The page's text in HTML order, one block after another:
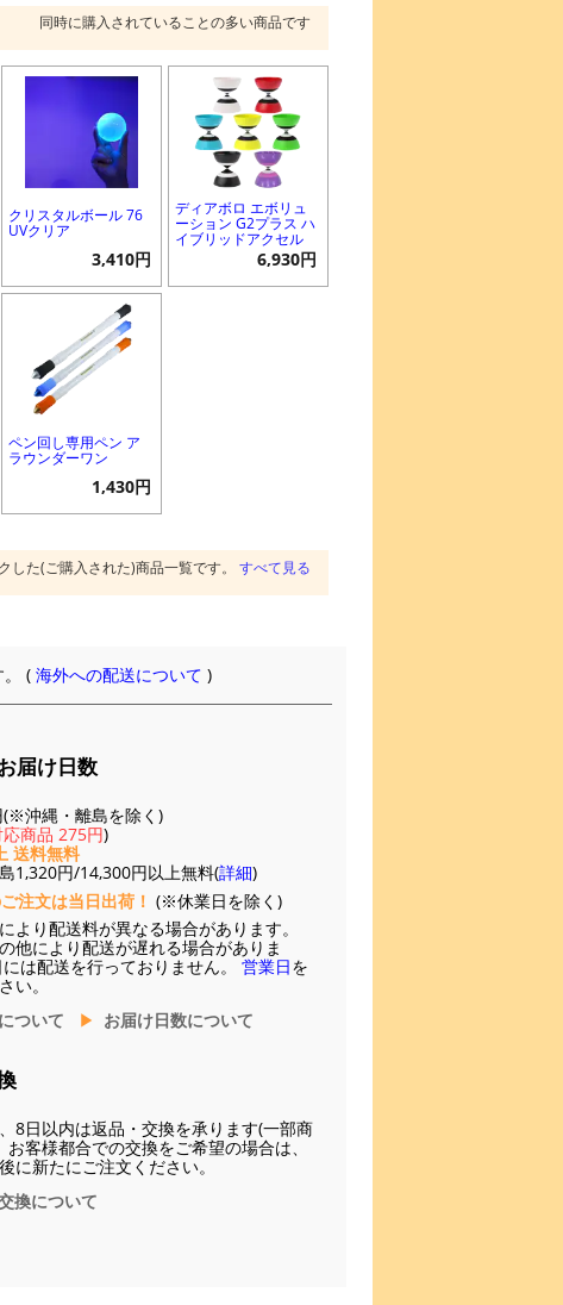
同時に購入されていることの多い商品です
クリスタルボール 76
UVクリア
3,410円
ディアボロ エボリュ
ーション G2プラス ハ
イブリッドアクセル
6,930円
ペン回し専用ペン ア
ラウンダーワン
1,430円
した(ご購入された)商品一覧です。 すべて見る
。 (海外への配送について )
届け日数
沖縄・離島を除く)
商品 275円)
送料無料
1,320円/14,300円以上無料(詳細)
注文は当日出荷！ (※休業日を除く)
より配送料が異なる場合があります。
他により配送が遅れる場合がありま
は配送を行っておりません。 営業日を
い。
ついて
お届け日数について
8日以内は返品・交換を承ります(一部商
お客様都合での交換をご希望の場合は、
に新たにご注文ください。
換について